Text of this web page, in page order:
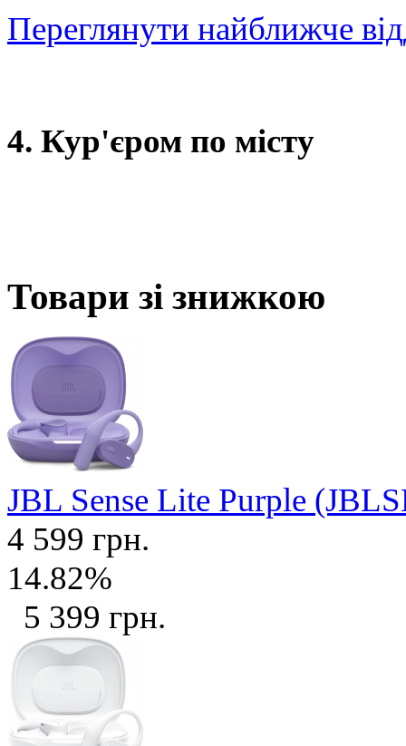
Переглянути найближче
4. Кур'єром по місту
Товари зі знижкою
JBL Sense Lite Purple
4 599 грн.
14.82%
5 399 грн.